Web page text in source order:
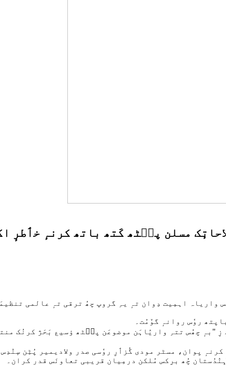
مسلن پٮ۪ٹھ کَتھ باتھ کرنہٕ خٲطرٕ
واریاہ اہمِیت دِوان تہٕ یہِ گروپ چھُ ترقی تہٕ عالمی
روٗس روانہٕ گوٚمُت۔
"بہٕ چھُس تتہِ واریٛاہَن موضوعَن پٮ۪ٹھ ؤسیع بَحَژ کرنُک
چُھ برِکس مُلکن درمِیان قریبی تعاونَس قدر کران۔